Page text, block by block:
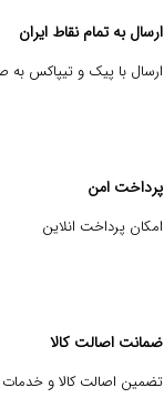
ارسال به تمام نقاط ایران
ارسال با پیک و تیپاکس
پرداخت امن
امکان پرداخت انلاین
ضمانت اصالت کالا
تضمین اصالت کالا و خدمات